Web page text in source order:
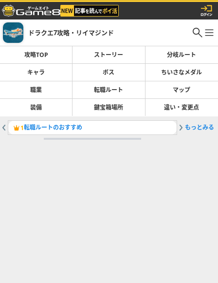
ドラクエ7攻略・リイマジンド
攻略TOP ストーリー 分岐ルート
キャラ ボス ちいさなメダル
職業 転職ルート マップ
装備 鍵宝箱場所 違い・変更点
1転職ルートのおすすめ 2ストー
もっとみる